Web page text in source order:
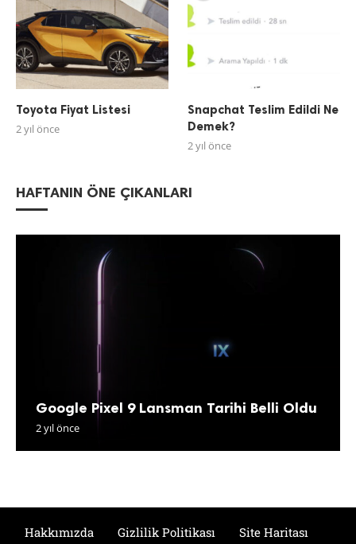
Toyota Fiyat Listesi
2 yıl önce
Snapchat Teslim Edildi Ne
Demek?
2 yıl önce
HAFTANIN ÖNE ÇIKANLARI
Google Pixel 9 Lansman Tarihi Belli Oldu
2 yıl önce
Hakkımızda Gizlilik Politikası
Site Haritası